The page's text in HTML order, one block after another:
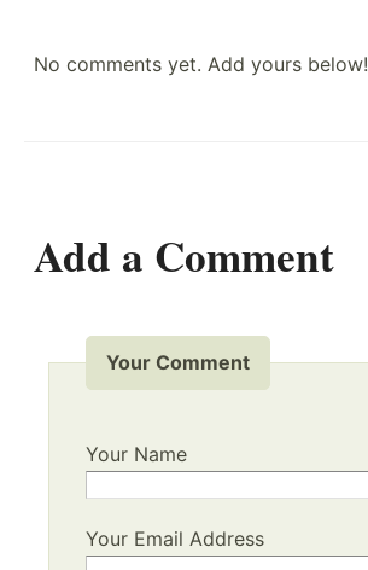
No comments yet. Add yours below!
Add a Comment
Your Comment
Your Name
Your Email Address